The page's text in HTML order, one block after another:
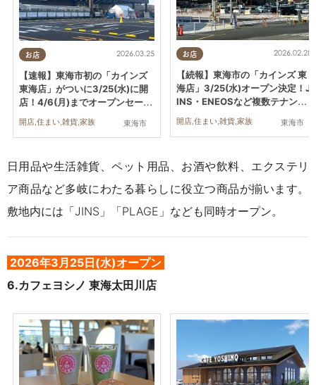
お店
東海市
2026.03.25
【速報】東海市初の「カインズ
東海店」がついに3/25(水)に開
店！4/6(月)までオープンセール
も開催中
開店,住まい,雑貨,家族
お店
東海市
2026.02.28
【続報】東海市の「カインズ 東
海店」3/25(水)オープン決定！J
INS・ENEOSなど複数テナント
の看板も
開店,住まい,雑貨,家族
日用品や生活雑貨、ペット用品、お酒や飲料、エクステリ
ア商品など多岐にわたる暮らしに役立つ商品が揃います。
敷地内には「JINS」「PLAGE」なども同時オープン。
2026年3月25日(水)オープン
6.カフェヨシノ 東海太田川店